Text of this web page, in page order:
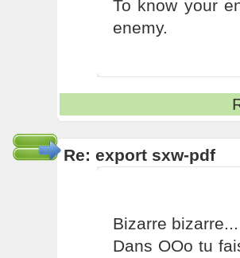
To know your
enemy.
Re: export sxw-pdf
Bizarre bizarre...
Dans OOo tu